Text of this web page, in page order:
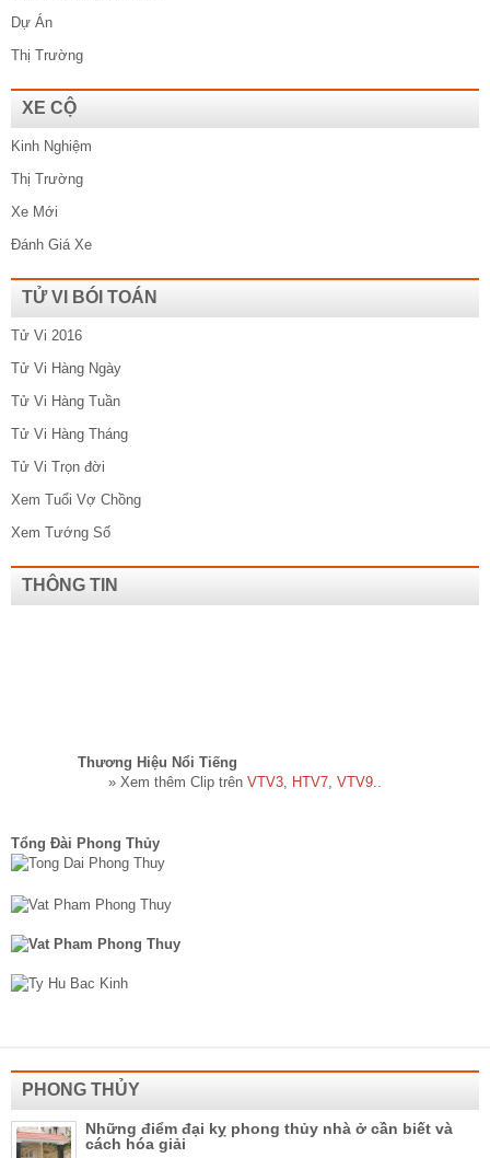
Dự Án
Thị Trường
XE CỘ
Kinh Nghiệm
Thị Trường
Xe Mới
Đánh Giá Xe
TỬ VI BÓI TOÁN
Tử Vi 2016
Tử Vi Hàng Ngày
Tử Vi Hàng Tuần
Tử Vi Hàng Tháng
Tử Vi Trọn đời
Xem Tuổi Vợ Chồng
Xem Tướng Số
THÔNG TIN
Thương Hiệu Nổi Tiếng​
» Xem thêm Clip trên VTV3, HTV7, VTV9..
Tổng Đài Phong Thủy
PHONG THỦY
Những điểm đại kỵ phong thủy nhà ở cần biết và
cách hóa giải